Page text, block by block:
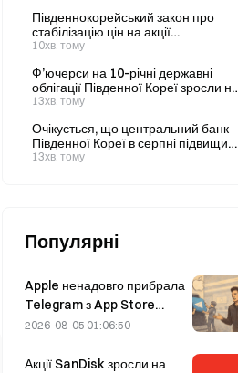
Південнокорейський закон про
стабілізацію цін на акції
охоплюватиме лише 80 біржових
передбачалося в початковій
пропозиції.
10хв. тому
Ф’ючерси на 10-річні державні
облігації Південної Кореї зросли на
29 тіків після того, як у липні
робочих місць у США скоротилася
на 23 тис.
13хв. тому
Очікується, що центральний банк
Південної Кореї в серпні підвищить
ставки на 25 б. п., щоб заякорити
13хв. тому
Популярні
Apple ненадовго прибрала
Telegram з App Store
через CSAM, але Дуров це
«атаку на безпеку»
2026-08-05 01:06:50
Акції SanDisk зросли на